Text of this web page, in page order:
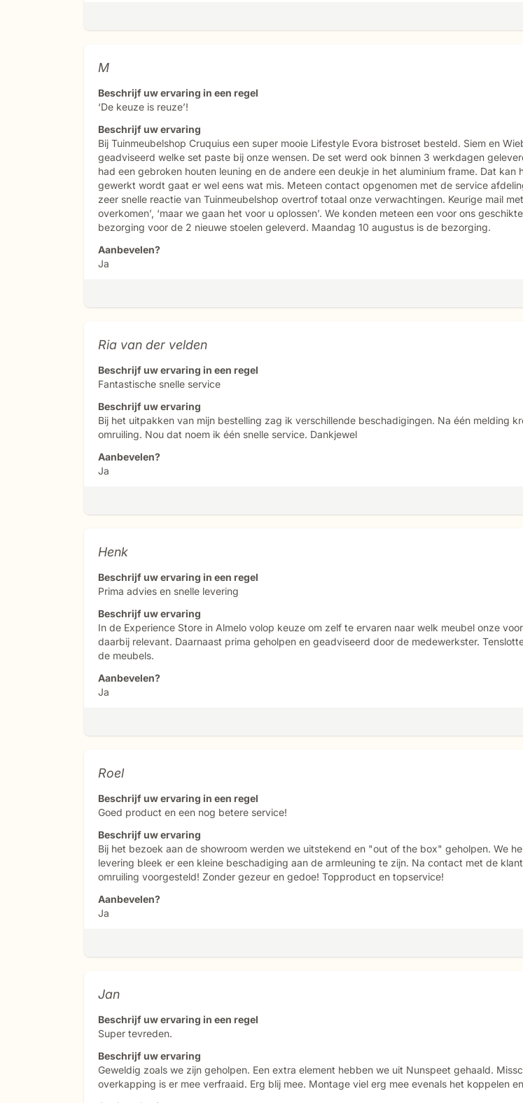
M
Beschrijf uw ervaring in een regel
‘De keuze is reuze’!
Beschrijf uw ervaring
Bij Tuinmeubelshop Cruquius een super mooie Lifestyle Evora bistroset besteld. Siem en
geadviseerd welke set paste bij onze wensen. De set werd ook binnen 3 werkdagen
had een gebroken houten leuning en de andere een deukje in het aluminium frame. Dat
gewerkt wordt gaat er wel eens wat mis. Meteen contact opgenomen met de service
zeer snelle reactie van Tuinmeubelshop overtrof totaal onze verwachtingen. Keurige mail
overkomen’, ‘maar we gaan het voor u oplossen’. We konden meteen een voor ons
bezorging voor de 2 nieuwe stoelen geleverd. Maandag 10 augustus is de bezorging.
Aanbevelen?
Ja
Ria van der velden
Beschrijf uw ervaring in een regel
Fantastische snelle service
Beschrijf uw ervaring
Bij het uitpakken van mijn bestelling zag ik verschillende beschadigingen. Na één melding
omruiling. Nou dat noem ik één snelle service. Dankjewel
Aanbevelen?
Ja
Henk
Beschrijf uw ervaring in een regel
Prima advies en snelle levering
Beschrijf uw ervaring
In de Experience Store in Almelo volop keuze om zelf te ervaren naar welk meubel onze
daarbij relevant. Daarnaast prima geholpen en geadviseerd door de medewerkster.
de meubels.
Aanbevelen?
Ja
Roel
Beschrijf uw ervaring in een regel
Goed product en een nog betere service!
Beschrijf uw ervaring
Bij het bezoek aan de showroom werden we uitstekend en "out of the box" geholpen. We
levering bleek er een kleine beschadiging aan de armleuning te zijn. Na contact met de
omruiling voorgesteld! Zonder gezeur en gedoe! Topproduct en topservice!
Aanbevelen?
Ja
Jan
Beschrijf uw ervaring in een regel
Super tevreden.
Beschrijf uw ervaring
Geweldig zoals we zijn geholpen. Een extra element hebben we uit Nunspeet gehaald.
overkapping is er mee verfraaid. Erg blij mee. Montage viel erg mee evenals het koppelen